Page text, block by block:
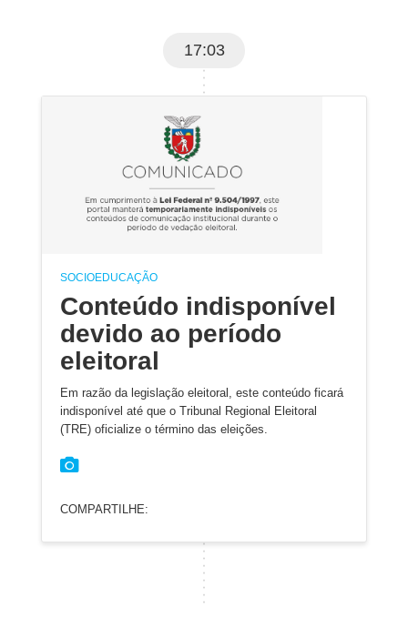
17:03
SOCIOEDUCAÇÃO
Conteúdo indisponível
devido ao período
eleitoral
Em razão da legislação eleitoral, este conteúdo ficará
indisponível até que o Tribunal Regional Eleitoral
(TRE) oficialize o término das eleições.
COMPARTILHE: